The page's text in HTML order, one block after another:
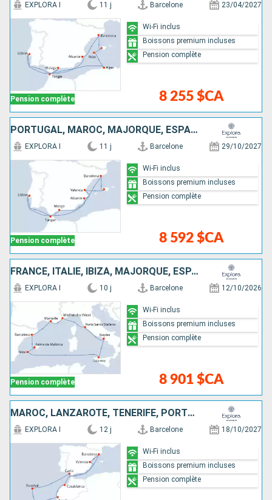
Pension complète
EXPLORA I 11 j Barcelone 23/04/2027
8 255 $CA
Wi-Fi inclus
Boissons premium incluses
Pension complète
PORTUGAL, MAROC, MAJORQUE, ESPAGNE
Pension complète
EXPLORA I 11 j Barcelone 29/10/2027
8 592 $CA
Wi-Fi inclus
Boissons premium incluses
Pension complète
FRANCE, ITALIE, IBIZA, MAJORQUE, ESPAGNE
Pension complète
EXPLORA I 10 j Barcelone 12/10/2026
8 901 $CA
Wi-Fi inclus
Boissons premium incluses
Pension complète
MAROC, LANZAROTE, TENERIFE, PORTUGAL, ESPAGNE
EXPLORA I 12 j Barcelone 18/10/2027
Wi-Fi inclus
Boissons premium incluses
Pension complète